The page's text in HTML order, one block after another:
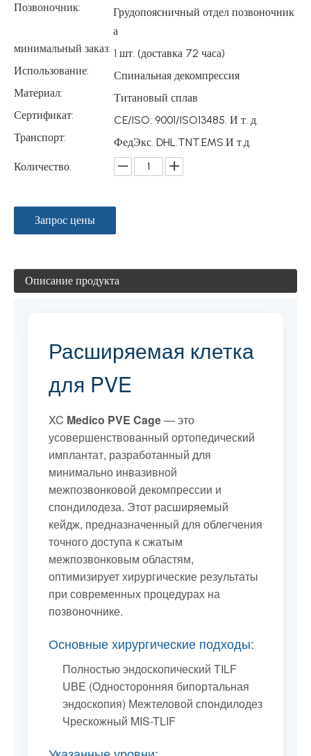
Позвоночник:
Грудопоясничный отдел позвоночник
а
минимальный заказ: 1 шт. (доставка 72 часа)
Использование:
Спинальная декомпрессия
Материал:
Титановый сплав
Сертификат:
CE/ISO: 9001/ISO13485. И т. д.
Транспорт:
ФедЭкс. DHL.TNT.EMS.И т.д.
Количество:
Запрос цены
Описание продукта
Расширяемая клетка
для PVE
XC Medico PVE Cage— это
усовершенствованный ортопедический
имплантат, разработанный для
минимально инвазивной
межпозвонковой декомпрессии и
спондилодеза. Этот расширяемый
кейдж, предназначенный для облегчения
точного доступа к сжатым
межпозвонковым областям,
оптимизирует хирургические результаты
при современных процедурах на
позвоночнике.
Основные хирургические подходы:
Полностью эндоскопический TILF
UBE (Односторонняя бипортальная
эндоскопия) Межтеловой спондилодез
Чрескожный MIS-TLIF